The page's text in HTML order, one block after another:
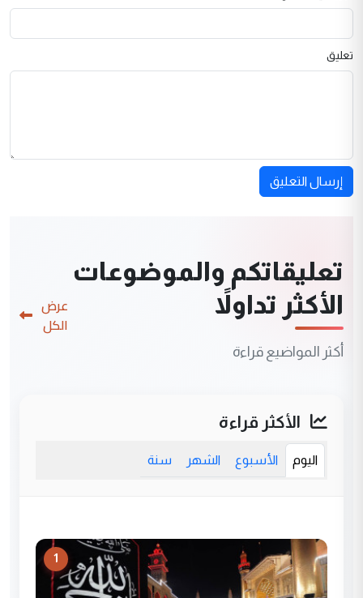
تعليق
إرسال التعليق
تعليقاتكم والموضوعات
الأكثر تداولاً
أكثر المواضيع قراءة
عرض
الكل
الأكثر قراءة
اليوم الأسبوع الشهر سنة
1